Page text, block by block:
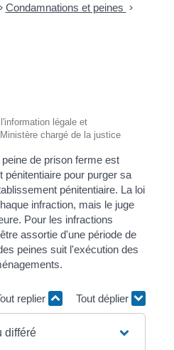
> Condamnations et peines >
légale et
chargé de la justice
de prison ferme est
pour purger sa
pénitentiaire. La loi
infraction, mais le juge
Pour les infractions
assortie d'une période de
peines suit l'exécution des
replier Tout déplier
différé